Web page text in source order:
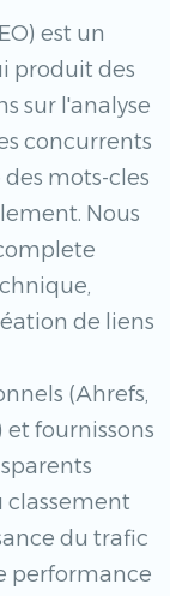
est un
produit des
sur l'analyse
concurrents
mots-cles
Nous
de liens
(Ahrefs,
et fournissons
classement
du trafic
performance